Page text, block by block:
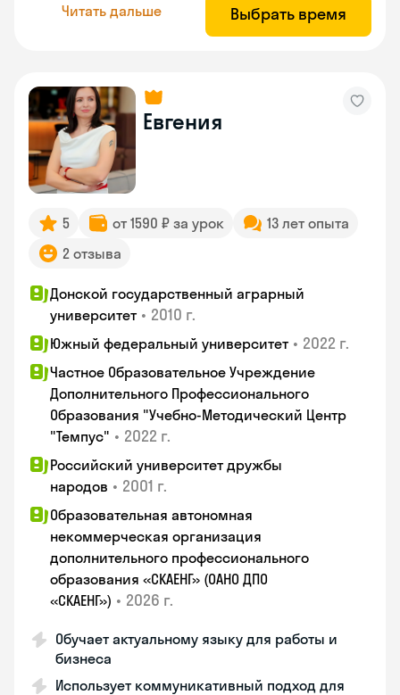
Читать дальше Выбрать время
Евгения
5 от 1590 ₽ за урок
13 лет опыта
2 отзыва
Донской государственный аграрный
университет • 2010 г.
Южный федеральный университет • 2022 г.
Частное Образовательное Учреждение
Дополнительного Профессионального
Образования "Учебно-Методический Центр
"Темпус" • 2022 г.
Российский университет дружбы
народов • 2001 г.
Образовательная автономная
некоммерческая организация
дополнительного профессионального
образования «СКАЕНГ» (ОАНО ДПО
«СКАЕНГ») • 2026 г.
Обучает актуальному языку для работы и
бизнеса
Использует коммуникативный подход для